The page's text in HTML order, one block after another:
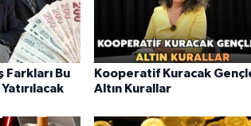
Farkları Bu
Kooperatif Kuracak
Altın Kurallar